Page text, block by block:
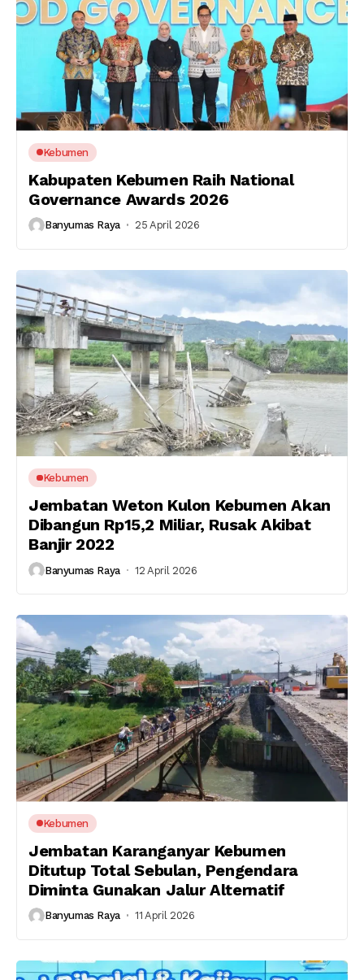
Kebumen
Kabupaten Kebumen Raih National
Governance Awards 2026
Banyumas Raya 25 April 2026
Kebumen
Jembatan Weton Kulon Kebumen Akan
Dibangun Rp15,2 Miliar, Rusak Akibat
Banjir 2022
Banyumas Raya 12 April 2026
Kebumen
Jembatan Karanganyar Kebumen
Ditutup Total Sebulan, Pengendara
Diminta Gunakan Jalur Alternatif
Banyumas Raya 11 April 2026